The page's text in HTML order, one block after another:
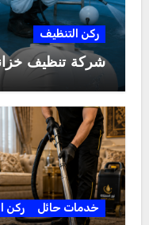
ركن التنظيف
شركة تنظيف خزانات
خدمات حائل ركن